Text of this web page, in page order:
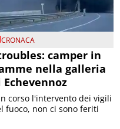
CRONACA
camper in
nella galleria
Echevennoz
corso l'intervento dei vigili
fuoco, non ci sono feriti